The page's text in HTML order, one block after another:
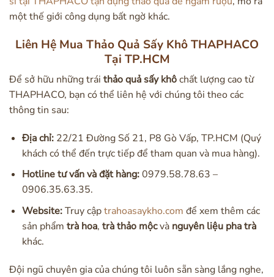
một thế giới công dụng bất ngờ khác.
Liên Hệ Mua Thảo Quả Sấy Khô THAPHACO
Tại TP.HCM
Để sở hữu những trái thảo quả sấy khôchất lượng cao từ
THAPHACO, bạn có thể liên hệ với chúng tôi theo các
thông tin sau:
Địa chỉ:22/21 Đường Số 21, P8 Gò Vấp, TP.HCM (Quý
khách có thể đến trực tiếp để tham quan và mua hàng).
Hotline tư vấn và đặt hàng:0979.58.78.63 –
0906.35.63.35.
Website:Truy cậptrahoasaykho.com để xem thêm các
sản phẩm trà hoa, trà thảo mộcvà nguyên liệu pha trà
khác.
Đội ngũ chuyên gia của chúng tôi luôn sẵn sàng lắng nghe,